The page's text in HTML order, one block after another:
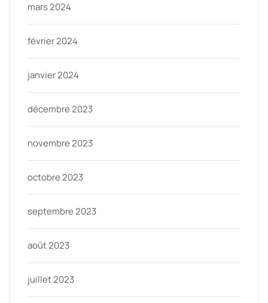
mars 2024
février 2024
janvier 2024
décembre 2023
novembre 2023
octobre 2023
septembre 2023
août 2023
juillet 2023